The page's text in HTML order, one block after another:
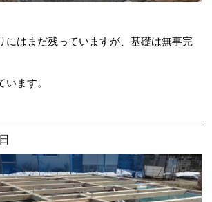
にはまだ残っていますが、基礎は無事完
ます。